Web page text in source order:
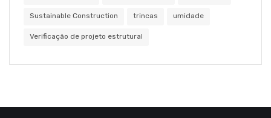
Sustainable Construction trincas umidade
Verificação de projeto estrutural